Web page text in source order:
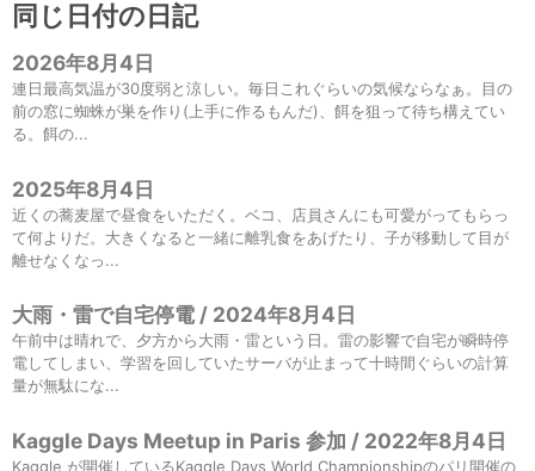
同じ日付の日記
2026年8月4日
連日最高気温が30度弱と涼しい。毎日これぐらいの気候ならなぁ。目の
前の窓に蜘蛛が巣を作り(上手に作るもんだ)、餌を狙って待ち構えてい
る。餌の...
2025年8月4日
近くの蕎麦屋で昼食をいただく。ベコ、店員さんにも可愛がってもらっ
て何よりだ。大きくなると一緒に離乳食をあげたり、子が移動して目が
離せなくなっ...
大雨・雷で自宅停電 / 2024年8月4日
午前中は晴れで、夕方から大雨・雷という日。雷の影響で自宅が瞬時停
電してしまい、学習を回していたサーバが止まって十時間ぐらいの計算
量が無駄にな...
Kaggle Days Meetup in Paris 参加 / 2022年8月4日
Kaggle が開催しているKaggle Days World Championshipのパリ開催の